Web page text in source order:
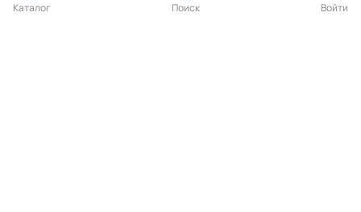
Каталог Поиск Войти
Подпишитесь на нашу рассылку